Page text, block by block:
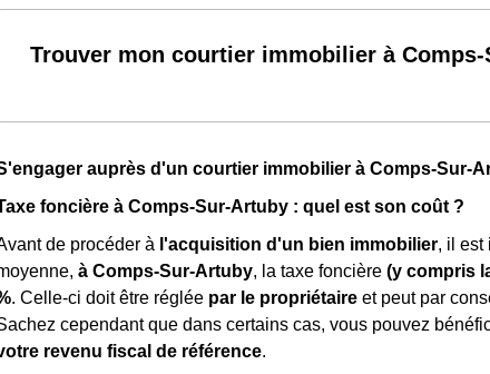
Trouver mon courtier immobilier à
auprès d'un courtier immobilier à Comps-Sur-
foncière à Comps-Sur-Artuby : quel est son coût ?
de procéder à l'acquisition d'un bien immobilier, il est
à Comps-Sur-Artuby, la taxe foncière (y compris
. Celle-ci doit être réglée par le propriétaire et peut par
cependant que dans certains cas, vous pouvez
revenu fiscal de référence.